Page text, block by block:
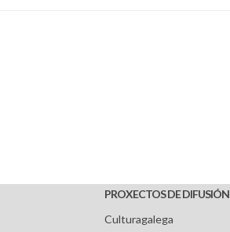
PROXECTOS DE DIFUSIÓN
Culturagalega